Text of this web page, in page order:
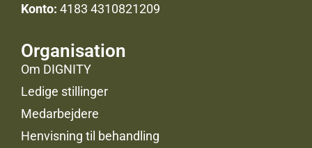
Konto: 4183 4310821209
Organisation
Om DIGNITY
Ledige stillinger
Medarbejdere
Henvisning til behandling